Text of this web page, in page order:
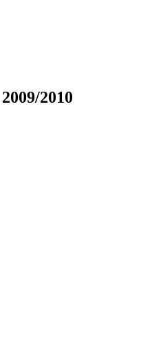
2010